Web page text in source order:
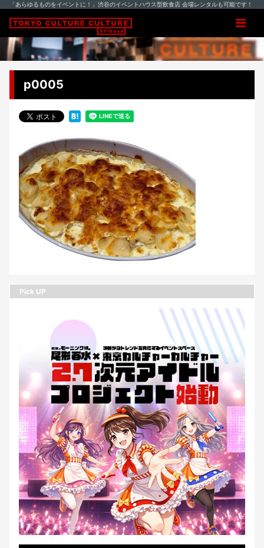
「あらゆるものをイベントに！」渋谷のイベントハウス型飲食店 会場レンタルも可能です！
p0005
Pick UP